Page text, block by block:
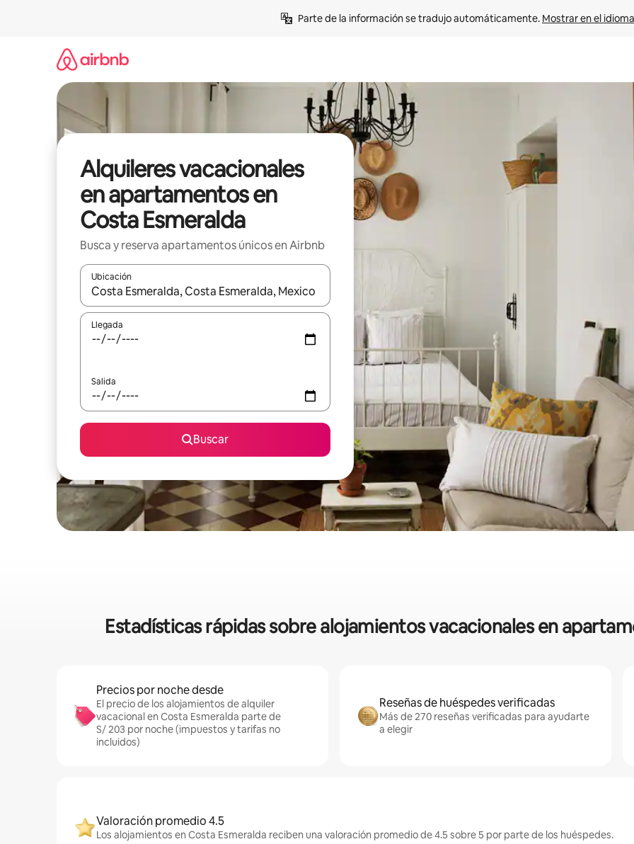
Parte de la información se tradujo automáticamente. Mostrar en el
Alquileres vacacionales
en apartamentos en
Costa Esmeralda
Busca y reserva apartamentos únicos en Airbnb
Ubicación
Cuando los resultados estén disponibles, navega con las teclas de flecha hacia arriba y hacia abajo o explora con el
Llegada
Salida
Buscar
Estadísticas rápidas sobre alojamientos vacacionales en
Precios por noche desde
El precio de los alojamientos de alquiler
vacacional en Costa Esmeralda parte de
S/ 203 por noche (impuestos y tarifas no
incluidos)
Reseñas de huéspedes verificadas
Más de 270 reseñas verificadas para ayudarte
a elegir
Valoración promedio 4.5
Los alojamientos en Costa Esmeralda reciben una valoración promedio de 4.5 sobre 5 por parte de los huéspedes.